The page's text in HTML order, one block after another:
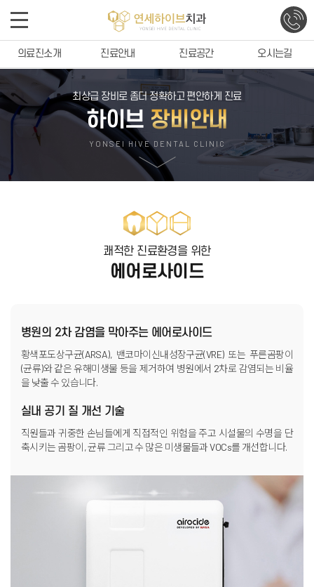
의료진소개 진료안내 진료공간 오시는길
최상급 장비로 좀더 정확하고 편안하게 진료
하이브 장비안내
YONSEI HIVE DENTAL CLINIC
쾌적한 진료환경을 위한
에어로사이드
병원의 2차 감염을 막아주는 에어로사이드
황색포도상구균(ARSA), 밴코마이신내성장구균(VRE) 또는 푸른곰팡이
(균류)와 같은 유해미생물 등을 제거하여 병원에서 2차로 감염되는 비율
을 낮출 수 있습니다.
실내 공기 질 개선 기술
직원들과 귀중한 손님들에게 직접적인 위험을 주고 시설물의 수명을 단
축시키는 곰팡이, 균류 그리고 수 많은 미생물들과 VOCs를 개선합니다.